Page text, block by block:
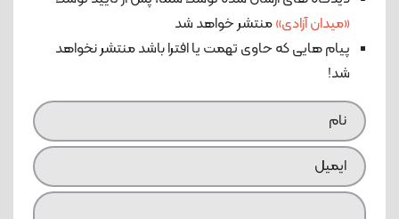
«میدان آزادی»منتشر خواهد شد
پیام هایی که حاوی تهمت یا افترا باشد منتشر نخواهد
شد!